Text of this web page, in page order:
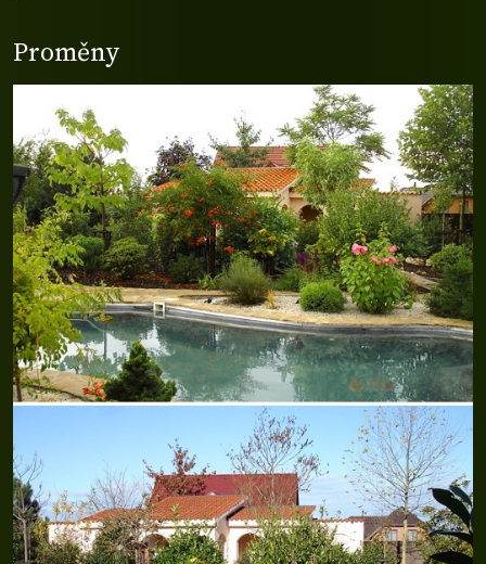
Proměny